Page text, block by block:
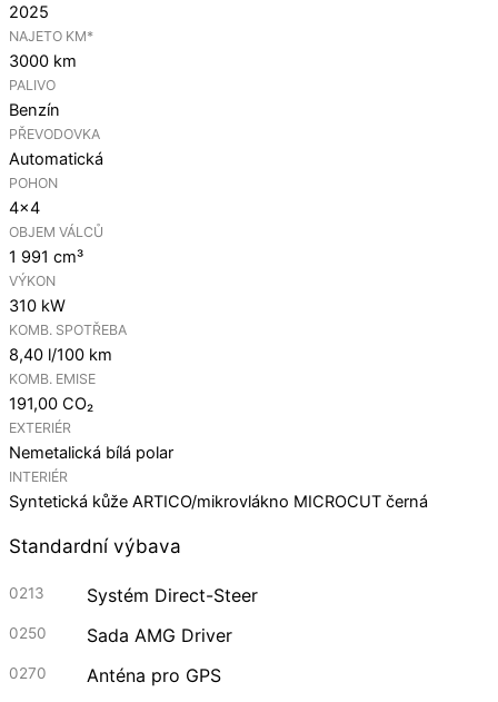
2025
NAJETO KM*
3000 km
PALIVO
Benzín
PŘEVODOVKA
Automatická
POHON
4×4
OBJEM VÁLCŮ
1 991 cm³
VÝKON
310 kW
KOMB. SPOTŘEBA
8,40 l/100 km
KOMB. EMISE
191,00 CO₂
EXTERIÉR
Nemetalická bílá polar
INTERIÉR
Syntetická kůže ARTICO/mikrovlákno MICROCUT černá
Standardní výbava
0213 Systém Direct-Steer
0250 Sada AMG Driver
0270 Anténa pro GPS